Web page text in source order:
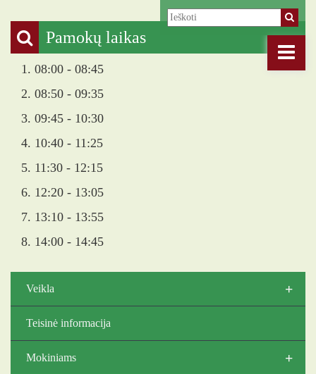
Pamokų laikas
1. 08:00 - 08:45
2. 08:50 - 09:35
3. 09:45 - 10:30
4. 10:40 - 11:25
5. 11:30 - 12:15
6. 12:20 - 13:05
7. 13:10 - 13:55
8. 14:00 - 14:45
+
Veikla
Teisinė informacija
+
Mokiniams